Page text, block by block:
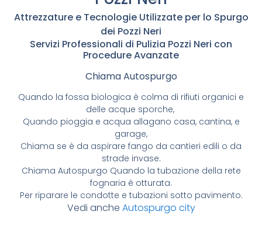
Attrezzature e Tecnologie Utilizzate per lo Spurgo
dei Pozzi Neri
Servizi Professionali di Pulizia Pozzi Neri con
Procedure Avanzate
Chiama Autospurgo
Quando la fossa biologica è colma di rifiuti organici e
delle acque sporche,
Quando pioggia e acqua allagano casa, cantina, e
garage,
Chiama se è da aspirare fango da cantieri edili o da
strade invase.
Chiama Autospurgo Quando la tubazione della rete
fognaria è otturata.
Per riparare le condotte e tubazioni sotto pavimento.
Vedi anche Autospurgo city